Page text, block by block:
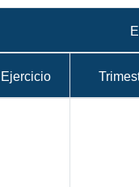
Ejercicio